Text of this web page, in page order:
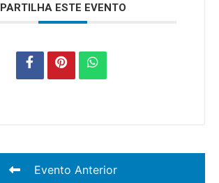
PARTILHA ESTE EVENTO
Evento Anterior